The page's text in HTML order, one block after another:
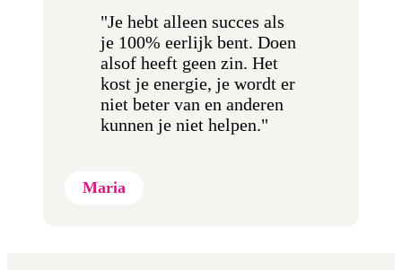
"Je hebt alleen succes als
je 100% eerlijk bent. Doen
alsof heeft geen zin. Het
kost je energie, je wordt er
niet beter van en anderen
kunnen je niet helpen."
Maria